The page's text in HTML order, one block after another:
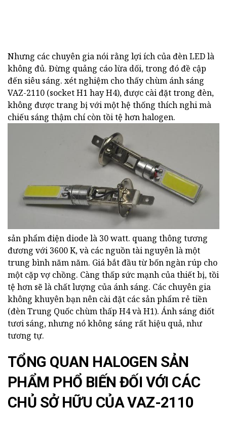
Nhưng các chuyên gia nói rằng lợi ích của đèn LED là
không đủ. Đừng quảng cáo lừa dối, trong đó đề cập
đến siêu sáng. xét nghiệm cho thấy chùm ánh sáng
VAZ-2110 (socket H1 hay H4), được cài đặt trong đèn,
không được trang bị với một hệ thống thích nghi mà
chiếu sáng thậm chí còn tồi tệ hơn halogen.
sản phẩm điện diode là 30 watt. quang thông tương
đương với 3600 K, và các nguồn tài nguyên là một
trung bình năm năm. Giá bắt đầu từ bốn ngàn rúp cho
một cặp vợ chồng. Càng thấp sức mạnh của thiết bị, tồi
tệ hơn sẽ là chất lượng của ánh sáng. Các chuyên gia
không khuyên bạn nên cài đặt các sản phẩm rẻ tiền
(đèn Trung Quốc chùm thấp H4 và H1). Ánh sáng điốt
tươi sáng, nhưng nó không sáng rất hiệu quả, như
tương tự.
TỔNG QUAN HALOGEN SẢN
PHẨM PHỔ BIẾN ĐỐI VỚI CÁC
CHỦ SỞ HỮU CỦA VAZ-2110